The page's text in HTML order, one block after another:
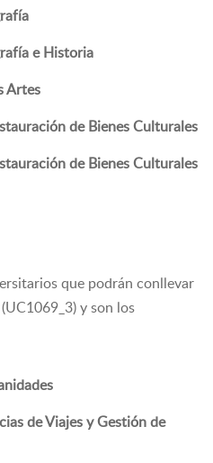
e Historia
Artes
de Bienes Culturales
de Bienes Culturales
que podrán conllevar
y son los
de Viajes y Gestión de